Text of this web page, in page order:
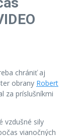
chrániť aj
obrany Robert
za príslušníkmi
vzdušné sily
vianočných